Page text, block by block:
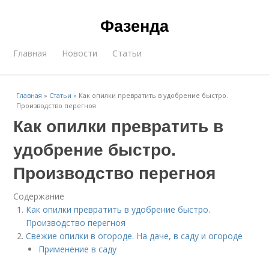
Фазенда
Главная Новости Статьи
Главная » Статьи » Как опилки превратить в удобрение быстро.
Производство перегноя
Как опилки превратить в
удобрение быстро.
Производство перегноя
Содержание
Как опилки превратить в удобрение быстро.
Производство перегноя
Свежие опилки в огороде. На даче, в саду и огороде
Применение в саду